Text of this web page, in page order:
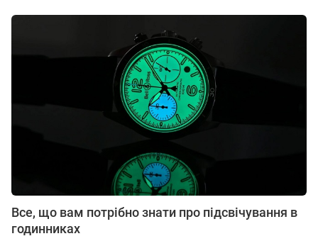
Все, що вам потрібно знати про підсвічування в
годинниках